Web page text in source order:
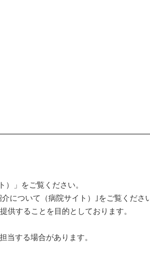
」をご覧ください。
について（病院サイト）｣をご覧くださ
することを目的としております。
する場合があります。